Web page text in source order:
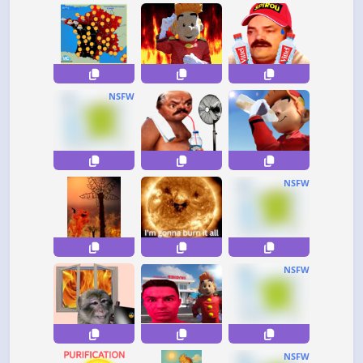
NSFW
NSFW
NSFW
NSFW